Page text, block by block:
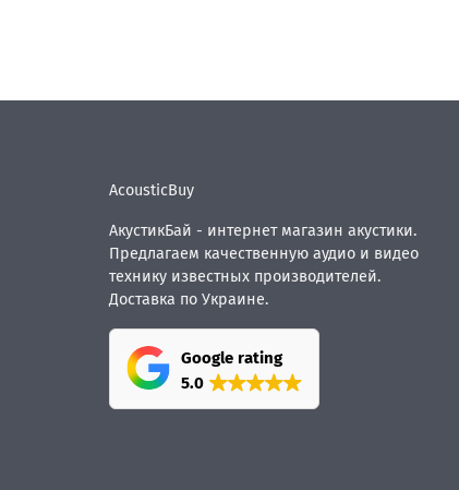
AcousticBuy
АкустикБай - интернет магазин акустики.
Предлагаем качественную аудио и видео
технику известных производителей.
Доставка по Украине.
Google rating
5.0